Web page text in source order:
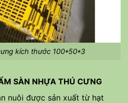
kích thước 100*50*3
SÀN NHỰA THÚ CƯNG
nuôi được sản xuất từ hạt